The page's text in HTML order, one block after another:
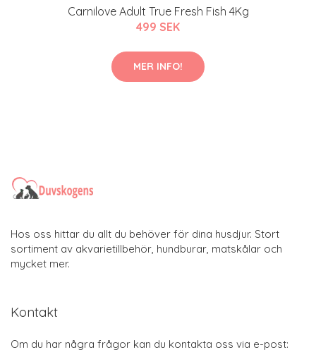
Carnilove Adult True Fresh Fish 4Kg
499 SEK
MER INFO!
Hos oss hittar du allt du behöver för dina husdjur. Stort
sortiment av akvarietillbehör, hundburar, matskålar och
mycket mer.
Kontakt
Om du har några frågor kan du kontakta oss via e-post: